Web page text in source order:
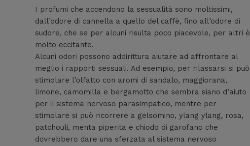
I profumi che accendono la sessualità sono moltissimi,
dall’odore di cannella a quello del caffè, fino all’odore di
sudore, che se per alcuni risulta poco piacevole, per altri è
molto eccitante.
Alcuni odori possono addirittura aiutare ad affrontare al
meglio i rapporti sessuali. Ad esempio, per rilassarsi si può
stimolare l’olfatto con aromi di sandalo, maggiorana,
limone, camomilla e bergamotto che sembra siano d’aiuto
per il sistema nervoso parasimpatico, mentre per
stimolare si può ricorrere a gelsomino, ylang ylang, rosa,
patchouli, menta piperita e chiodo di garofano che
dovrebbero dare una sferzata al sistema nervoso